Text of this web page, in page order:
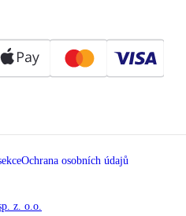
Ochrana osobních údajů
z. o.o.